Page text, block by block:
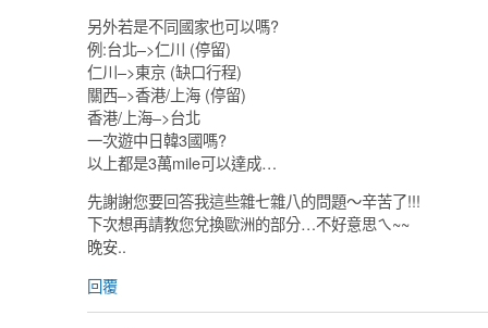
另外若是不同國家也可以嗎?
例:台北–>仁川 (停留)
仁川–>東京 (缺口行程)
關西–>香港/上海 (停留)
香港/上海–>台北
一次遊中日韓3國嗎?
以上都是3萬mile可以達成…
先謝謝您要回答我這些雜七雜八的問題～辛苦了!!!
下次想再請教您兌換歐洲的部分…不好意思ㄟ~~
晚安..
回覆